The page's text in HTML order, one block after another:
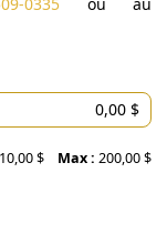
10,00 $ Max : 200,00 $